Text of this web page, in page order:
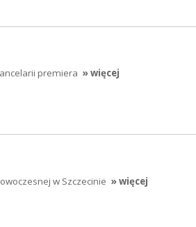
premiera » więcej
w Szczecinie » więcej